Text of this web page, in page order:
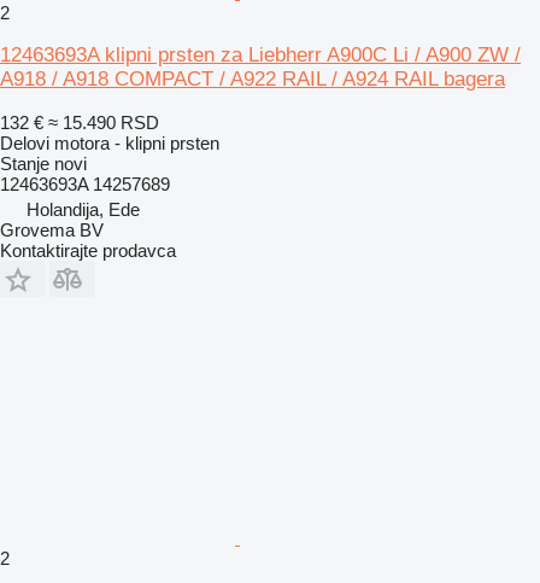
2
12463693A klipni prsten za Liebherr A900C Li / A900 ZW /
A918 / A918 COMPACT / A922 RAIL / A924 RAIL bagera
132 € ≈ 15.490 RSD
Delovi motora - klipni prsten
Stanje novi
12463693A 14257689
Holandija, Ede
Grovema BV
Kontaktirajte prodavca
2